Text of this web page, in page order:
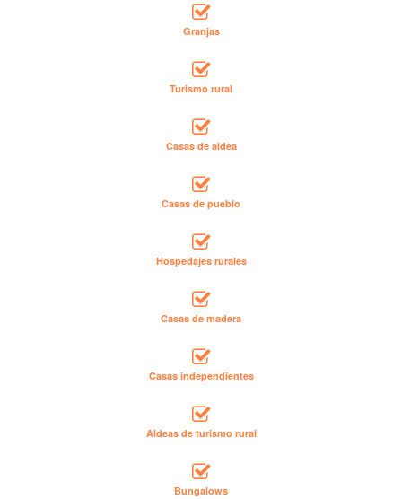
Granjas
Turismo rural
Casas de aldea
Casas de pueblo
Hospedajes rurales
Casas de madera
Casas independientes
Aldeas de turismo rural
Bungalows